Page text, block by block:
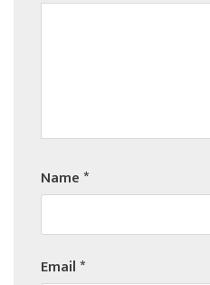
Name*
Email*